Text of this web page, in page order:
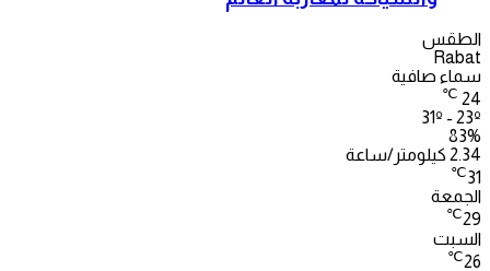
الطقس
Rabat
سماء صافية
24
℃
31º - 23º
83%
2.34 كيلومتر/ساعة
31
℃
الجمعة
29
℃
السبت
26
℃